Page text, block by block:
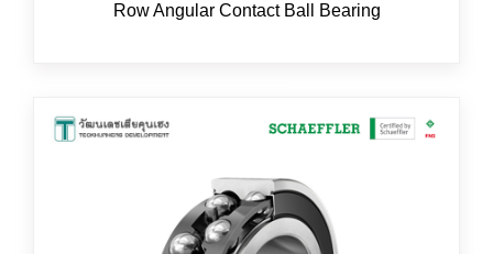
Row Angular Contact Ball Bearing